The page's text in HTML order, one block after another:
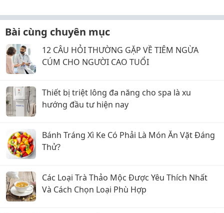
Bài cùng chuyên mục
12 CÂU HỎI THƯỜNG GẶP VỀ TIÊM NGỪA
CÚM CHO NGƯỜI CAO TUỔI
Thiết bị triệt lông đa năng cho spa là xu
hướng đầu tư hiện nay
Bánh Tráng Xì Ke Có Phải Là Món Ăn Vặt Đáng
Thử?
Các Loại Trà Thảo Mộc Được Yêu Thích Nhất
Và Cách Chọn Loại Phù Hợp